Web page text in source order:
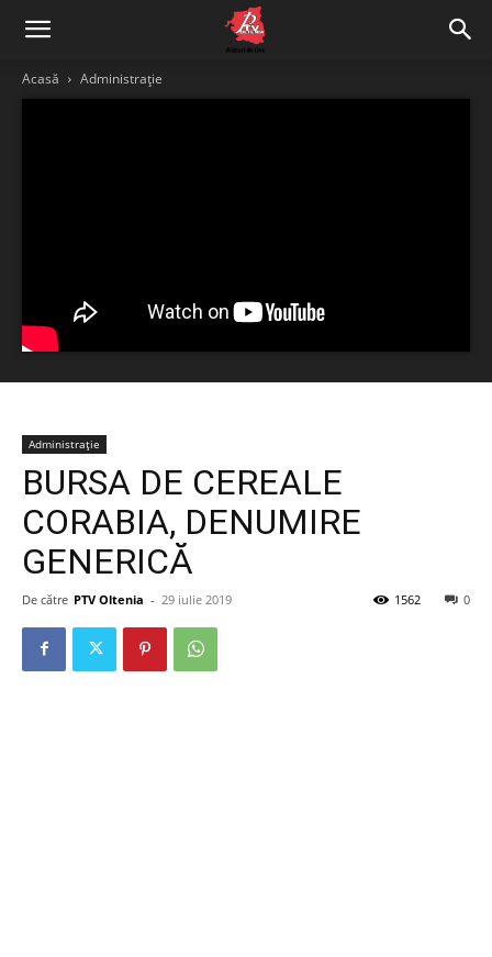
Acasă Administrație
Administrație
BURSA DE CEREALE
CORABIA, DENUMIRE
GENERICĂ
De către PTV Oltenia - 29 iulie 2019 0
1562